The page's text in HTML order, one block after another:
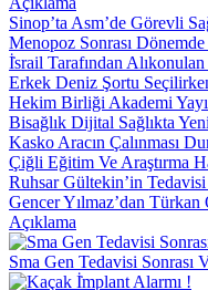
Sinop’ta Asm’de Görevli
Menopoz Sonrası
İ̇srail Tarafından
Erkek Deniz Şortu
Hekim Birliği Akademi
Bisağlık Dijital Sağlıkta
Kasko Aracın Çalınması
Çiğli Eğitim Ve Araştırma
Ruhsar Gültekin’in
Gencer Yılmaz’dan
Açıklama
Sma Gen Tedavisi Sonrası